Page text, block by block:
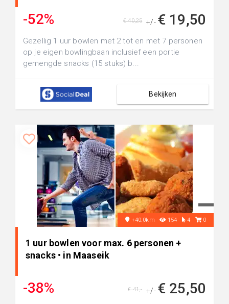
-52% +/- € 19,50
€ 40,25
Gezellig 1 uur bowlen met 2 tot en met 7 personen
op je eigen bowlingbaan inclusief een portie
gemengde snacks (15 stuks) b...
Bekijken
+40.0km 154 4 0
1 uur bowlen voor max. 6 personen +
snacks • in Maaseik
-38% +/- € 25,50
€ 41,-